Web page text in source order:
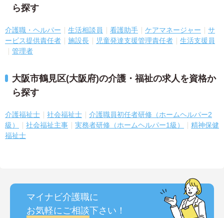
ら探す
介護職・ヘルパー 生活相談員 看護助手 ケアマネージャー
サ
ービス提供責任者
施設長 児童発達支援管理責任者
生活支援員
管理者
大阪市鶴見区(大阪府)の介護・福祉の求人を資格か
ら探す
介護福祉士 社会福祉士
介護職員初任者研修（ホームヘルパー2
級）
社会福祉主事 実務者研修（ホームヘルパー1級）
精神保健
福祉士
マイナビ介護職に
お気軽にご相談下さい！